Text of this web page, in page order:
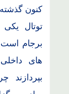
کنون
توتال
برجام
های
بپردازند